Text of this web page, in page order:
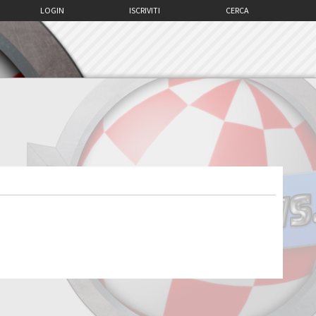
CERCA
ISCRIVITI
LOGIN